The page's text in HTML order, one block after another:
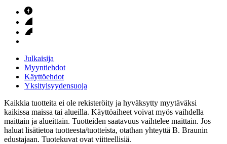
Julkaisija
Myyntiehdot
Käyttöehdot
Yksityisyydensuoja
Kaikkia tuotteita ei ole rekisteröity ja hyväksytty myytäväksi
kaikissa maissa tai alueilla. Käyttöaiheet voivat myös vaihdella
maittain ja alueittain. Tuotteiden saatavuus vaihtelee maittain. Jos
haluat lisätietoa tuotteesta/tuotteista, otathan yhteyttä B. Braunin
edustajaan. Tuotekuvat ovat viitteellisiä.